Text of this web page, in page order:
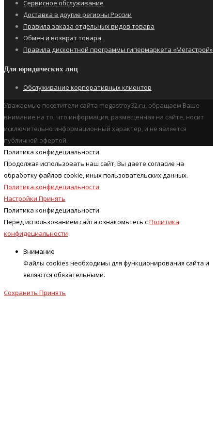
Сервисное обслуживание
Доставка в другие регионы России
Правила заказа отдельных видов товара
Обмен и возврат товара
Правила дисконтной программы гипермаркета «Мегастрой»
Для юридических лиц
Обслуживание корпоративных клиентов
Уважаемые посетители сайта megastroy32.ru, обращаем Ваше
внимание на то, что информация, размещенная на сайте, носит
исключительно информационный характер, и не является
публичной офертой.
Политика конфидециальности.
Продолжая использовать наш cайт, Вы даете согласие на
обработку файлов cookie, иных пользовательских данных.
Политика конфидециальности
Настройки Принять
Политика конфидециальности.
Перед использованием сайта ознакомьтесь сПолитика
конфидециальности
Внимание
Файлы cookies необходимы для функционирования сайта и
являются обязательными.
Сохранить Принять